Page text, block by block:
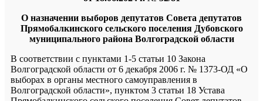
О назначении выборов депутатов Совета депутатов
Прямобалкинского сельского поселения Дубовского
муниципального района Волгоградской области
В соответствии с пунктами 1-5 статьи 10 Закона
Волгоградской области от 6 декабря 2006 г. № 1373-ОД «О
выборах в органы местного самоуправления в
Волгоградской области», пунктом 3 статьи 18 Устава